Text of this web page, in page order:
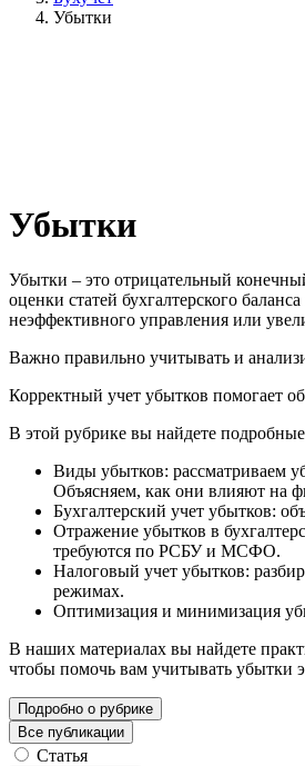
Убытки
Убытки
Убытки – это отрицательный
оценки статей бухгалтерского
неэффективного управления или
Важно правильно учитывать и
Корректный учет убытков помогает
В этой рубрике вы найдете
Виды убытков: рассматриваем
Объясняем, как они влияют на
Бухгалтерский учет убытков:
Отражение убытков в
требуются по РСБУ и МСФО.
Налоговый учет убытков:
режимах.
Оптимизация и минимизация
В наших материалах вы найдете
чтобы помочь вам учитывать убытки
Подробно о рубрике
Все публикации
Статья